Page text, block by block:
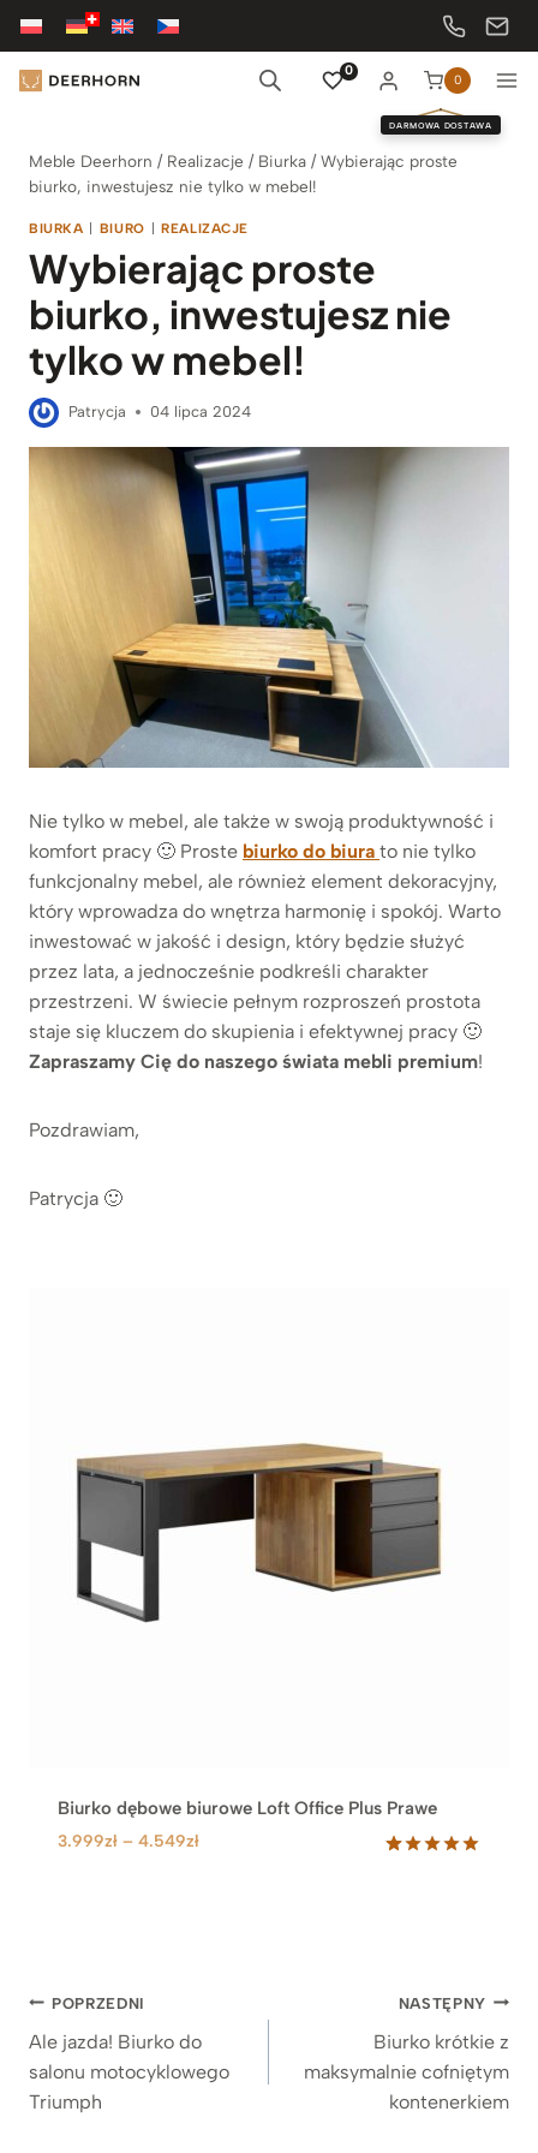
Przejdź
treści
0
0
DARMOWA DOSTAWA
Meble Deerhorn / Realizacje / Biurka /Wybierając proste
biurko, inwestujesz nie tylko w mebel!
BIURKA | BIURO | REALIZACJE
Wybierając proste
biurko, inwestujesz nie
tylko w mebel!
Patrycja 04 lipca 2024
Nie tylko w mebel, ale także w swoją produktywność i
komfort pracy 🙂 Proste biurko do biura to nie tylko
funkcjonalny mebel, ale również element dekoracyjny,
który wprowadza do wnętrza harmonię i spokój. Warto
inwestować w jakość i design, który będzie służyć
przez lata, a jednocześnie podkreśli charakter
przestrzeni. W świecie pełnym rozproszeń prostota
staje się kluczem do skupienia i efektywnej pracy 🙂
Zapraszamy Cię do naszego świata mebli premium!
Pozdrawiam,
Patrycja 🙂
Biurko dębowe biurowe Loft Office Plus Prawe
3.999zł – 4.549złZ
n
:
Nawigacja
wpisu
POPRZEDNI
Ale jazda! Biurko do
salonu motocyklowego
Triumph
NASTĘPNY
Biurko krótkie z
maksymalnie cofniętym
kontenerkiem